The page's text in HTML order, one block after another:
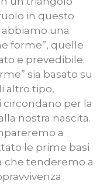
in questo
una
forme”, quelle
e prevedibile.
sia basato su
altro tipo,
per la
nostra nascita.
a
le prime basi
che tenderemo a